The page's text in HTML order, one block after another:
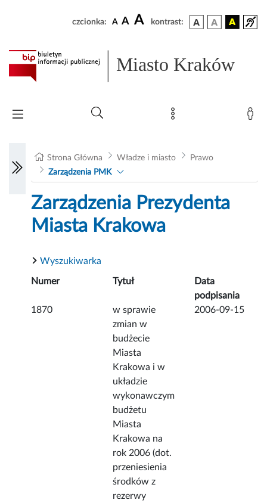
czcionka: A A A kontrast:
Miasto Kraków
Strona Główna Władze i miasto
Prawo
Zarządzenia PMK
Zarządzenia Prezydenta
Miasta Krakowa
Wyszukiwarka
Numer Tytuł
Data
podpisania
1870
w sprawie
zmian w
budżecie
Miasta
Krakowa i w
układzie
wykonawczym
budżetu
Miasta
Krakowa na
rok 2006 (dot.
przeniesienia
środków z
rezerwy
2006-09-15